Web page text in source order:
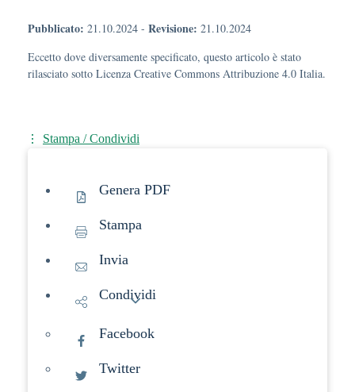
Pubblicato: 21.10.2024 - Revisione: 21.10.2024
Eccetto dove diversamente specificato, questo articolo è stato
rilasciato sotto Licenza Creative Commons Attribuzione 4.0 Italia.
Stampa / Condividi
Genera PDF
Stampa
Invia
Condividi
Facebook
Twitter